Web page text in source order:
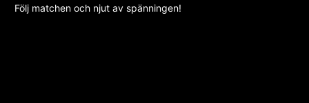
Följ matchen och njut av spänningen!